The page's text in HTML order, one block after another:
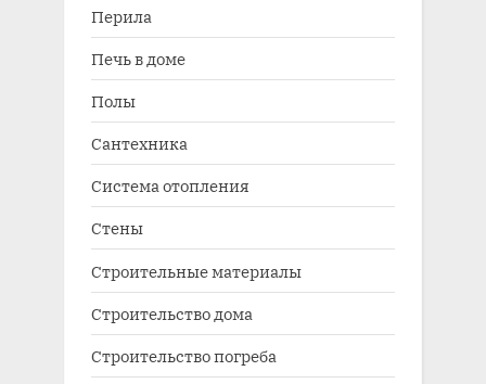
Перила
Печь в доме
Полы
Сантехника
Система отопления
Стены
Строительные материалы
Строительство дома
Строительство погреба